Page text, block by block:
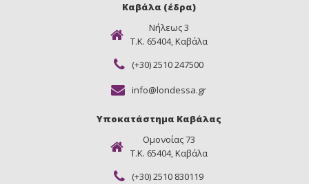
Καβάλα (έδρα)
Νήλεως 3
Τ.Κ. 65404, Καβάλα
(+30) 2510 247500
info@londessa.gr
Υποκατάστημα Καβάλας
Ομονοίας 73
Τ.Κ. 65404, Καβάλα
(+30) 2510 830119